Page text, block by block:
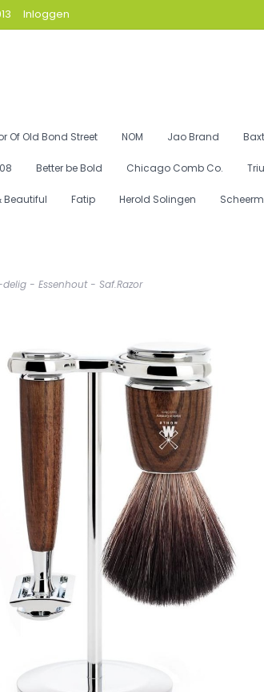
Inloggen
Of Old Bond Street NOM Jao Brand
Better be Bold Chicago Comb Co.
Beautiful Fatip Herold Solingen
- Essenhout - Saf.Razor